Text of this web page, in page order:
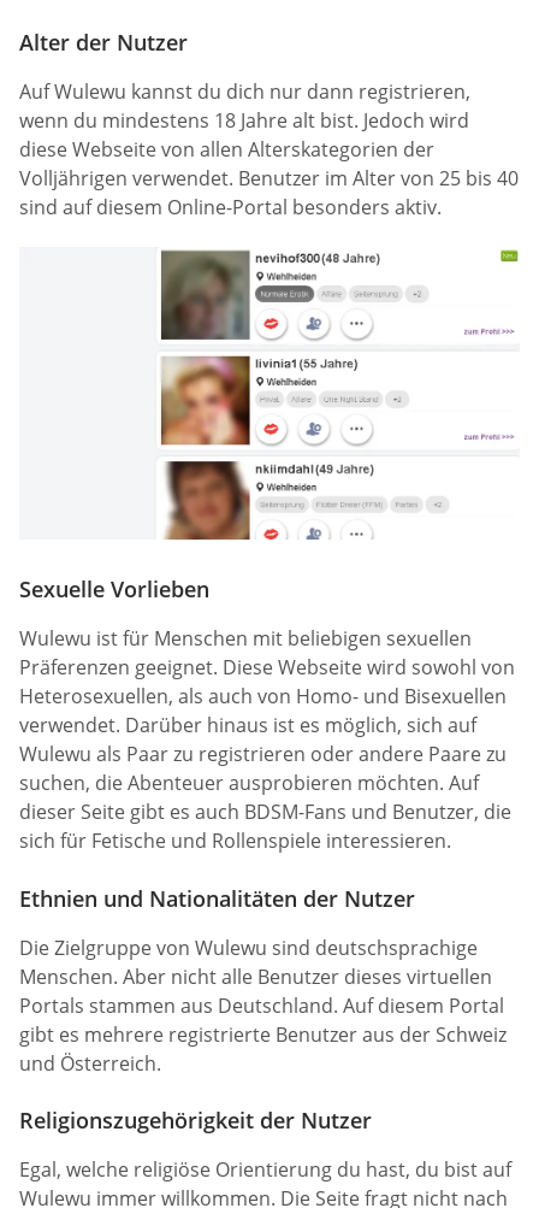
Alter der Nutzer
Auf Wulewu kannst du dich nur dann registrieren,
wenn du mindestens 18 Jahre alt bist. Jedoch wird
diese Webseite von allen Alterskategorien der
Volljährigen verwendet. Benutzer im Alter von 25 bis 40
sind auf diesem Online-Portal besonders aktiv.
Sexuelle Vorlieben
Wulewu ist für Menschen mit beliebigen sexuellen
Präferenzen geeignet. Diese Webseite wird sowohl von
Heterosexuellen, als auch von Homo- und Bisexuellen
verwendet. Darüber hinaus ist es möglich, sich auf
Wulewu als Paar zu registrieren oder andere Paare zu
suchen, die Abenteuer ausprobieren möchten. Auf
dieser Seite gibt es auch BDSM-Fans und Benutzer, die
sich für Fetische und Rollenspiele interessieren.
Ethnien und Nationalitäten der Nutzer
Die Zielgruppe von Wulewu sind deutschsprachige
Menschen. Aber nicht alle Benutzer dieses virtuellen
Portals stammen aus Deutschland. Auf diesem Portal
gibt es mehrere registrierte Benutzer aus der Schweiz
und Österreich.
Religionszugehörigkeit der Nutzer
Egal, welche religiöse Orientierung du hast, du bist auf
Wulewu immer willkommen. Die Seite fragt nicht nach